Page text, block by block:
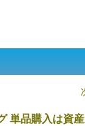
単品購入は資